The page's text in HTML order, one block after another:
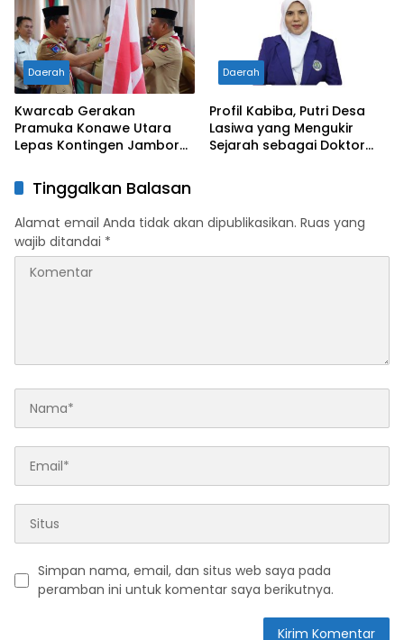
Daerah
Kwarcab Gerakan
Pramuka Konawe Utara
Lepas Kontingen Jambore
Ikbar: Tunjukkan Karakter
Generasi Muda Konut yang
Disiplin dan Berprestasi
Daerah
Profil Kabiba, Putri Desa
Lasiwa yang Mengukir
Sejarah sebagai Doktor
Tinggalkan Balasan
Alamat email Anda tidak akan dipublikasikan. Ruas yang
wajib ditandai *
Simpan nama, email, dan situs web saya pada
peramban ini untuk komentar saya berikutnya.